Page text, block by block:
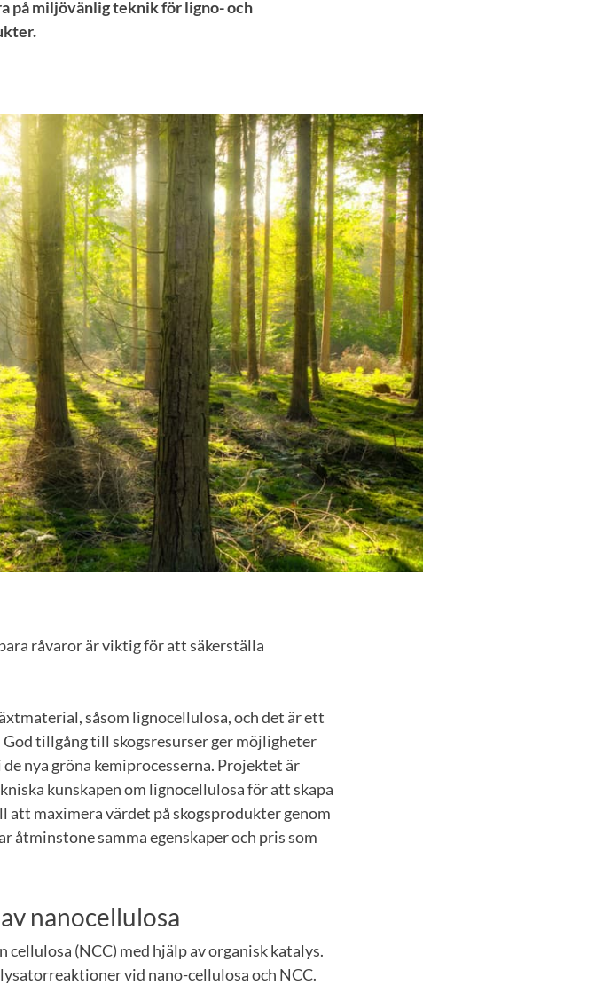
på miljövänlig teknik för ligno- och
råvaror är viktig för att säkerställa
såsom lignocellulosa, och det är ett
tillgång till skogsresurser ger möjligheter
nya gröna kemiprocesserna. Projektet är
kunskapen om lignocellulosa för att skapa
maximera värdet på skogsprodukter genom
åtminstone samma egenskaper och pris som
nanocellulosa
(NCC) med hjälp av organisk katalys.
vid nano-cellulosa och NCC.